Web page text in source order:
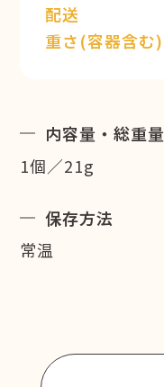
配送
重さ(容器含む)
内容量・総重量
1個／21g
保存方法
常温